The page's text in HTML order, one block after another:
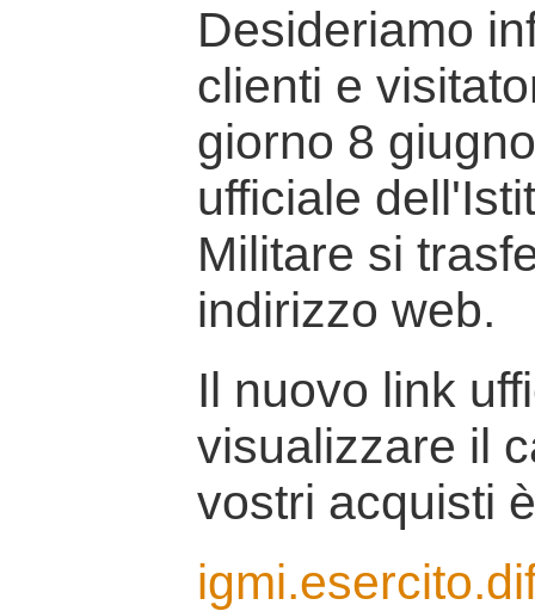
Desideriamo
clienti e
giorno 8
ufficiale
Militare si
indirizzo web.
Il nuovo link
visualizzare il
vostri acquisti